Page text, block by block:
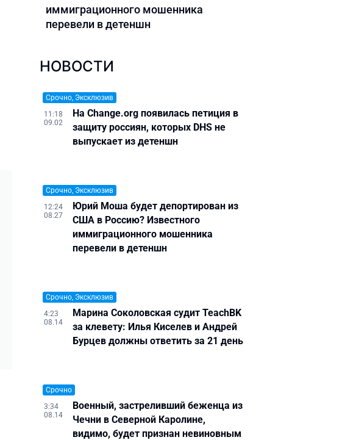
иммиграционного мошенника
перевели в детеншн
НОВОСТИ
Срочно, Эксклюзив
11:18
09.02
На Change.org появилась петиция в
защиту россиян, которых DHS не
выпускает из детеншн
Срочно, Эксклюзив
12:24
08.27
Юрий Моша будет депортирован из
США в Россию? Известного
иммиграционного мошенника
перевели в детеншн
Срочно, Эксклюзив
4:23
08.14
Марина Соколовская судит TeachBK
за клевету: Илья Киселев и Андрей
Бурцев должны ответить за 21 день
Срочно
3:34
08.14
Военный, застреливший беженца из
Чечни в Северной Каролине,
видимо, будет признан невиновным